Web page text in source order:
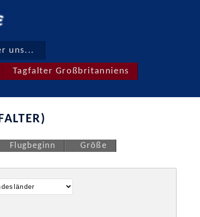
uns...
Tagfalter Großbritanniens
Flugbeginn Größe